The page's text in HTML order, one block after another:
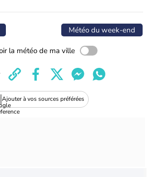
Météo du week-end
la météo de ma ville
Ajouter à vos sources préférées